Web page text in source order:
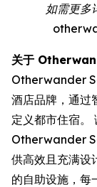
如需更多
关于
Otherwander
酒店品牌，通过
定义都市住宿。
Otherwander
供高效且充满设
的自助设施，每